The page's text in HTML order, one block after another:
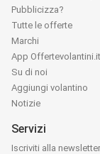
Pubblicizza?
Tutte le offerte
Marchi
App Offertevolantini.it
Su di noi
Aggiungi volantino
Notizie
Servizi
Iscriviti alla newsletter